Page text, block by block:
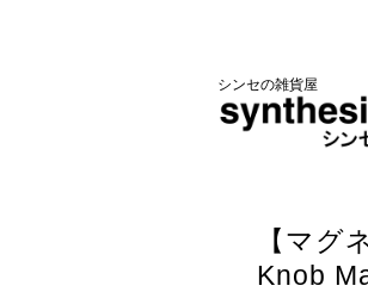
シンセの雑貨屋
【マグ
Knob